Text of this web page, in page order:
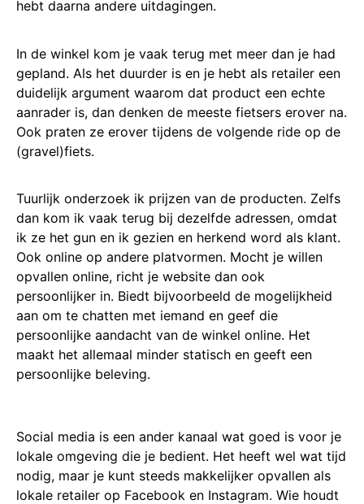
hebt daarna andere uitdagingen.
In de winkel kom je vaak terug met meer dan je had
gepland. Als het duurder is en je hebt als retailer een
duidelijk argument waarom dat product een echte
aanrader is, dan denken de meeste fietsers erover na.
Ook praten ze erover tijdens de volgende ride op de
(gravel)fiets.
Tuurlijk onderzoek ik prijzen van de producten. Zelfs
dan kom ik vaak terug bij dezelfde adressen, omdat
ik ze het gun en ik gezien en herkend word als klant.
Ook online op andere platvormen. Mocht je willen
opvallen online, richt je website dan ook
persoonlijker in. Biedt bijvoorbeeld de mogelijkheid
aan om te chatten met iemand en geef die
persoonlijke aandacht van de winkel online. Het
maakt het allemaal minder statisch en geeft een
persoonlijke beleving.
Social media is een ander kanaal wat goed is voor je
lokale omgeving die je bedient. Het heeft wel wat tijd
nodig, maar je kunt steeds makkelijker opvallen als
lokale retailer op Facebook en Instagram. Wie houdt